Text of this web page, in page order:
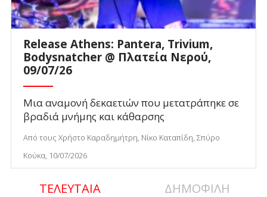
Release Athens: Pantera, Trivium,
Bodysnatcher @ Πλατεία Νερού,
09/07/26
Μια αναμονή δεκαετιών που μετατράπηκε σε
βραδιά μνήμης και κάθαρσης
Από τους Χρήστο Καραδημήτρη, Νίκο Καταπίδη, Σπύρο
Κούκα, 10/07/2026
ΤΕΛΕΥΤΑΙΑ ΔΗΜΟΦΙΛΗ